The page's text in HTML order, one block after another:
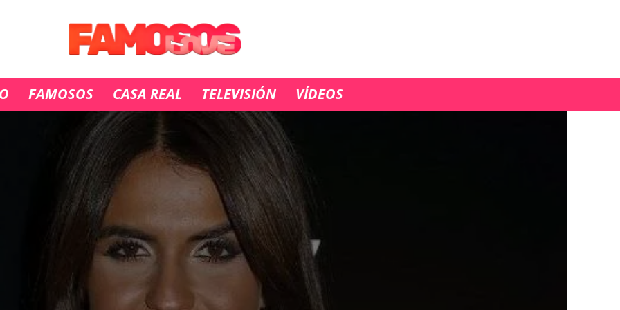
FAMOSOS CASA REAL TELEVISIÓN VÍDEOS